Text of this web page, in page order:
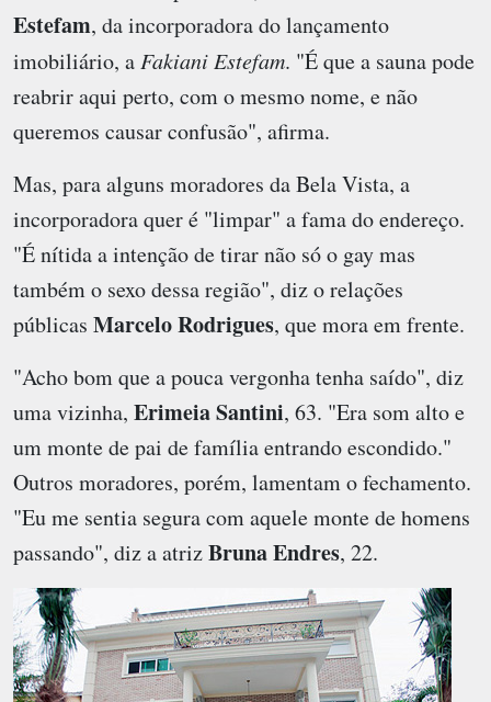
Estefam, da incorporadora do lançamento
imobiliário, a Fakiani Estefam. "É que a sauna pode
reabrir aqui perto, com o mesmo nome, e não
queremos causar confusão", afirma.
Mas, para alguns moradores da Bela Vista, a
incorporadora quer é "limpar" a fama do endereço.
"É nítida a intenção de tirar não só o gay mas
também o sexo dessa região", diz o relações
públicas Marcelo Rodrigues, que mora em frente.
"Acho bom que a pouca vergonha tenha saído", diz
uma vizinha, Erimeia Santini, 63. "Era som alto e
um monte de pai de família entrando escondido."
Outros moradores, porém, lamentam o fechamento.
"Eu me sentia segura com aquele monte de homens
passando", diz a atrizBruna Endres, 22.